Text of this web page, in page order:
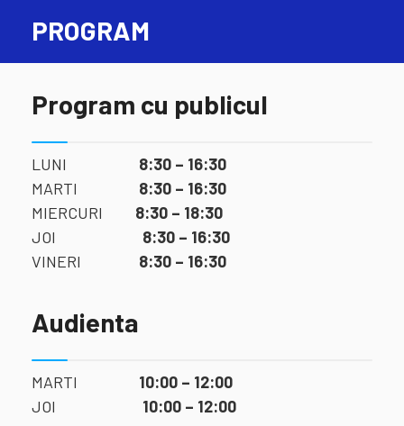
PROGRAM
Program cu publicul
LUNI 8:30 – 16:30
MARTI 8:30 – 16:30
MIERCURI 8:30 – 18:30
JOI 8:30 – 16:30
VINERI 8:30 – 16:30
Audienta
MARTI 10:00 – 12:00
JOI 10:00 – 12:00